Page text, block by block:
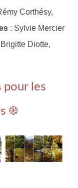
Corthésy,
: Sylvie Mercier
Brigitte Diotte,
pour les
֎